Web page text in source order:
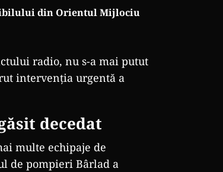
din Orientul Mijlociu
radio, nu s-a mai putut
intervenția urgentă a
decedat
multe echipaje de
de pompieri Bârlad a